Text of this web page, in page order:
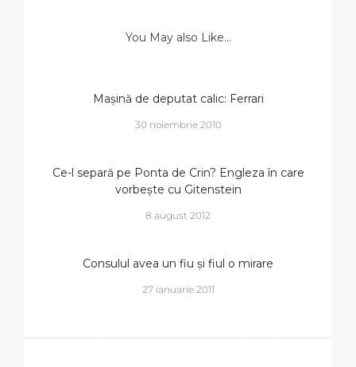
You May also Like...
Mașină de deputat calic: Ferrari
30 noiembrie 2010
Ce-l separă pe Ponta de Crin? Engleza în care
vorbește cu Gitenstein
8 august 2012
Consulul avea un fiu și fiul o mirare
27 ianuarie 2011